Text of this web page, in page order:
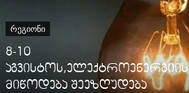
ᲠᲔᲒᲘᲝᲜᲘ
8-10
აგვისტოს,ელექტროენერგიის
მიწოდება შეეზღუდება